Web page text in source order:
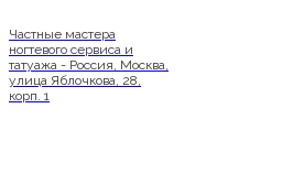
Частные мастера
ногтевого сервиса и
татуажа - Россия, Москва,
улица Яблочкова, 28,
корп. 1